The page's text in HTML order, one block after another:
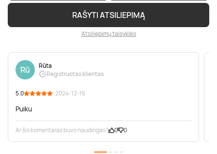
RAŠYTI ATSILIEPIMĄ
Atsiliepimų taisyklės
Rū
Rūta
Registruotas klientas
5.0 · 2024-12-16
Puiku
Ar šis komentaras buvo naudingas? 0 0